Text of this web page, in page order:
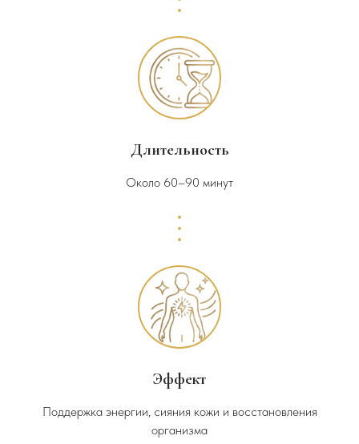
Длительность
Около 60–90 минут
Эффект
Поддержка энергии, сияния кожи и восстановления
организма